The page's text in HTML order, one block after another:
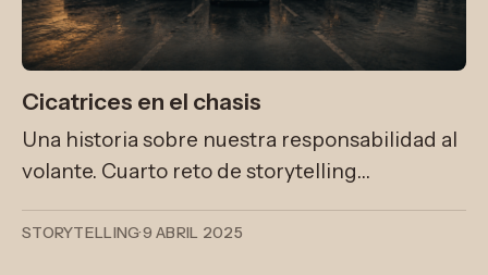
Cicatrices en el chasis
Una historia sobre nuestra responsabilidad al
volante. Cuarto reto de storytelling
en la decisión de no conducir si se ha bebido
STORYTELLING·9 ABRIL 2025